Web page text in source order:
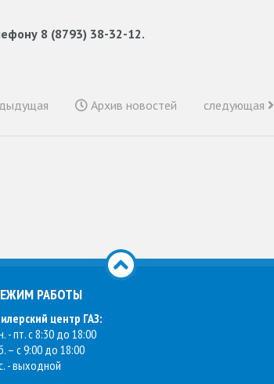
8 (8793) 38-32-12.
Архив новостей следующая
РАБОТЫ
центр ГАЗ:
- пт. с 8:30 до 18:00
– с 9:00 до 18:00
- выходной